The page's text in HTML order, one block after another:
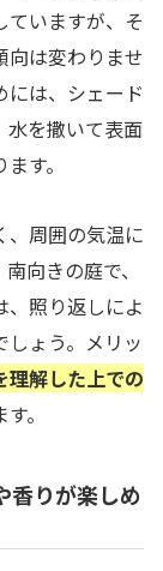
ていますが、そ
向は変わりませ
には、シェード
水を撒いて表面
す。
、周囲の気温に
向きの庭で、
照り返しによ
ょう。メリッ
理解した上での
。
香りが楽しめ